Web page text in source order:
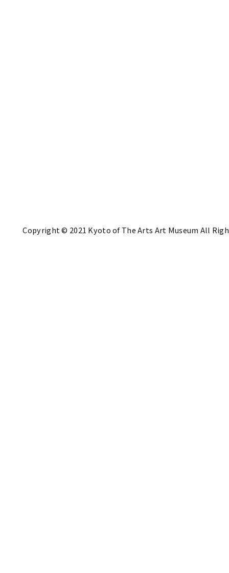
Copyright © 2021 Kyoto of The Arts Art Museum All